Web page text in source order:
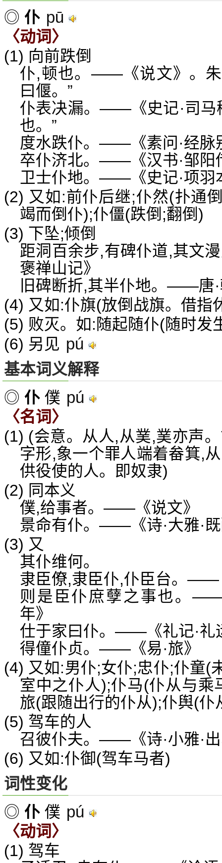
◎ 仆 pū
〈动词〉
(1) 向前跌倒
仆,顿也。——《说文》。朱
曰偃。”
仆表决漏。——《史记·司马
也。”
度水跌仆。——《素问·经脉
卒仆济北。——《汉书·邹阳
卫士仆地。——《史记·项羽
(2) 又如:前仆后继;仆然(扑通
竭而倒仆);仆僵(跌倒;翻倒)
(3) 下坠;倾倒
距洞百余步,有碑仆道,其文
褒禅山记》
旧碑断折,其半仆地。——唐
(4) 又如:仆旗(放倒战旗。借指
(5) 败灭。如:随起随仆(随时发
(6) 另见 pú
基本词义解释
◎ 仆 僕 pú
〈名词〉
(1) (会意。从人,从菐,菐亦声
字形,象一个罪人端着畚箕,
供役使的人。即奴隶)
(2) 同本义
僕,给事者。——《说文》
景命有仆。——《诗·大雅·
(3) 又
其仆维何。
隶臣僚,隶臣仆,仆臣台。——
则是臣仆庶孽之事也。
年》
仕于家曰仆。——《礼记·礼
得僮仆贞。——《易·旅》
(4) 又如:男仆;女仆;忠仆;仆童(
室中之仆人);仆马(仆从与
旅(跟随出行的仆从);仆舆(仆
(5) 驾车的人
召彼仆夫。——《诗·小雅·
(6) 又如:仆御(驾车马者)
词性变化
◎ 仆 僕 pú
〈动词〉
(1) 驾车